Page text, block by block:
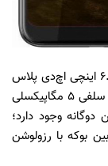
در ساخت این گوشی از یک صفحه نمایش ۶.۱ اینچی اچ‌دی پلاس
استفاده کرده است که با ناچ قطره‌ای خود از دوربین سلفی ۵ مگاپیکسلی
وجود دارد؛
و یک دوربین بوکه با رزولوشن